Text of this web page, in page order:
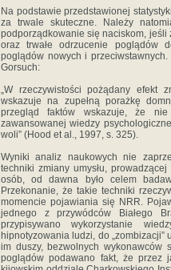
Na podstawie przedstawionej
za trwale skuteczne. Należy
podporządkowanie się naciskom,
oraz trwałe odrzucenie poglądów
poglądów nowych i
Gorsuch:
„W rzeczywistości pożądany efekt
wskazuje na zupełną porażkę
przegląd faktów wskazuje, że
zawansowanej wiedzy
woli” (Hood et al., 1997, s. 325).
Wyniki analiz naukowych nie
techniki zmiany umysłu,
osób, od dawna było celem
Przekonanie, że takie techniki
momencie pojawiania się NRR.
jednego z przywódców Białego
przypisywano wykorzystanie
hipnotyzowania ludzi, do
im duszy, bezwolnych wykonawców
poglądów podawano fakt, że przez